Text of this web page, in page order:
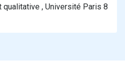
, Université Paris 8